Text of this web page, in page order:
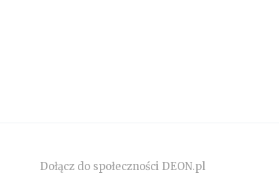
Dołącz do społeczności DEON.pl